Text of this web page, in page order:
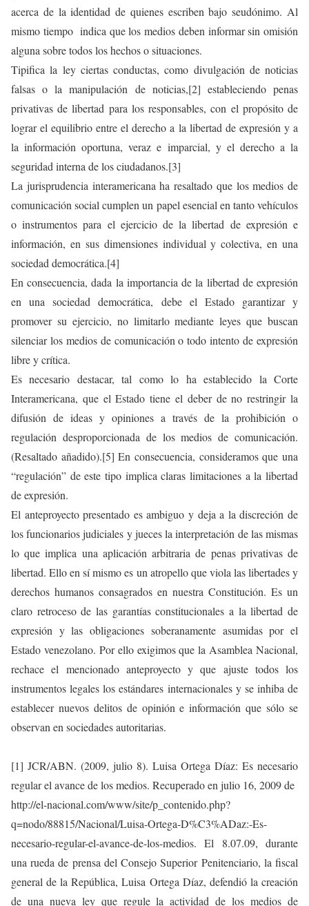
acerca de la identidad de quienes escriben bajo seudónimo. Al
mismo tiempo indica que los medios deben informar sin omisión
alguna sobre todos los hechos o situaciones.
Tipifica la ley ciertas conductas, como divulgación de noticias
falsas o la manipulación de noticias,[2] estableciendo penas
privativas de libertad para los responsables, con el propósito de
lograr el equilibrio entre el derecho a la libertad de expresión y a
la información oportuna, veraz e imparcial, y el derecho a la
seguridad interna de los ciudadanos.[3]
La jurisprudencia interamericana ha resaltado que los medios de
comunicación social cumplen un papel esencial en tanto vehículos
o instrumentos para el ejercicio de la libertad de expresión e
información, en sus dimensiones individual y colectiva, en una
sociedad democrática.[4]
En consecuencia, dada la importancia de la libertad de expresión
en una sociedad democrática, debe el Estado garantizar y
promover su ejercicio, no limitarlo mediante leyes que buscan
silenciar los medios de comunicación o todo intento de expresión
libre y crítica.
Es necesario destacar, tal como lo ha establecido la Corte
Interamericana, que el Estado tiene el deber de no restringir la
difusión de ideas y opiniones a través de la prohibición o
regulación desproporcionada de los medios de comunicación.
(Resaltado añadido).[5] En consecuencia, consideramos que una
“regulación” de este tipo implica claras limitaciones a la libertad
de expresión.
El anteproyecto presentado es ambiguo y deja a la discreción de
los funcionarios judiciales y jueces la interpretación de las mismas
lo que implica una aplicación arbitraria de penas privativas de
libertad. Ello en sí mismo es un atropello que viola las libertades y
derechos humanos consagrados en nuestra Constitución. Es un
claro retroceso de las garantías constitucionales a la libertad de
expresión y las obligaciones soberanamente asumidas por el
Estado venezolano. Por ello exigimos que la Asamblea Nacional,
rechace el mencionado anteproyecto y que ajuste todos los
instrumentos legales los estándares internacionales y se inhiba de
establecer nuevos delitos de opinión e información que sólo se
observan en sociedades autoritarias.
[1] JCR/ABN. (2009, julio 8). Luisa Ortega Díaz: Es necesario
regular el avance de los medios. Recuperado en julio 16, 2009 de
http://el-nacional.com/www/site/p_contenido.php?
q=nodo/88815/Nacional/Luisa-Ortega-D%C3%ADaz:-Es-
necesario-regular-el-avance-de-los-medios. El 8.07.09, durante
una rueda de prensa del Consejo Superior Penitenciario, la fiscal
general de la República, Luisa Ortega Díaz, defendió la creación
de una nueva ley que regule la actividad de los medios de